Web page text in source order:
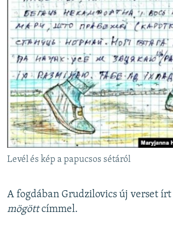
Levél és kép a papucsos sétáról
A fogdában Grudzilovics új verset írt
mögöttcímmel.